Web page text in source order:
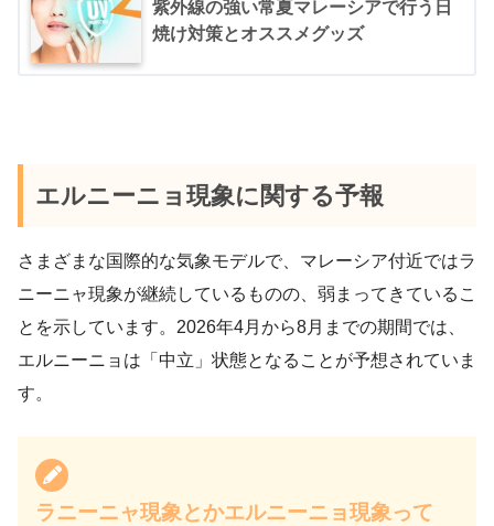
紫外線の強い常夏マレーシアで行う日
焼け対策とオススメグッズ
エルニーニョ現象に関する予報
さまざまな国際的な気象モデルで、マレーシア付近ではラ
ニーニャ現象が継続しているものの、弱まってきているこ
とを示しています。2026年4月から8月までの期間では、
エルニーニョは「中立」状態となることが予想されていま
す。
ラニーニャ現象とかエルニーニョ現象って